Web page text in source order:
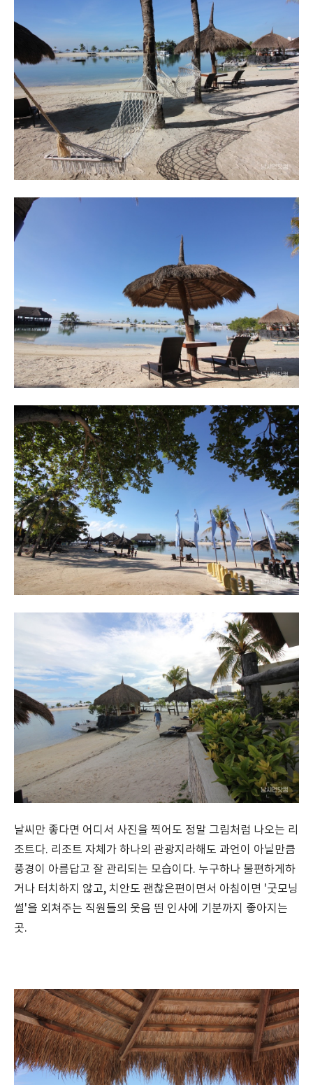
날씨만 좋다면 어디서 사진을 찍어도 정말 그림처럼 나오는 리
조트다. 리조트 자체가 하나의 관광지라해도 과언이 아닐만큼
풍경이 아름답고 잘 관리되는 모습이다. 누구하나 불편하게하
거나 터치하지 않고, 치안도 괜찮은편이면서 아침이면 '굿모닝
썰'을 외쳐주는 직원들의 웃음 띈 인사에 기분까지 좋아지는
곳.